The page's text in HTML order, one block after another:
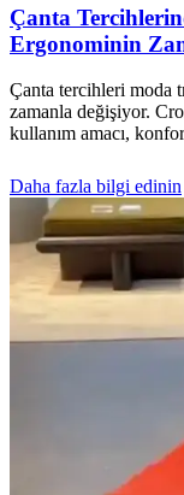
Çanta
Ergonominin
Çanta tercihleri moda
zamanla değişiyor.
kullanım amacı,
Daha fazla bilgi edinin